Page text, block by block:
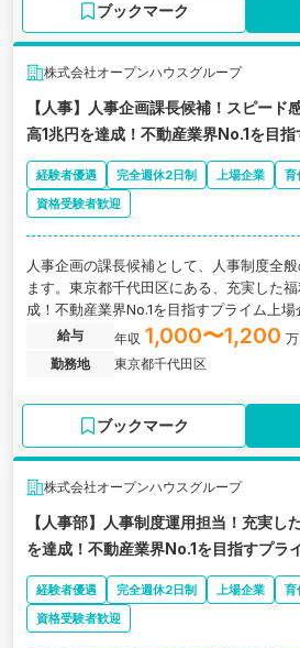
ブックマーク
株式会社オープンハウスグループ
【人事】人事企画課長候補！スピード
高1兆円を達成！不動産業界No.1を目
経験者優遇 完全週休2日制 上場企業
育
資格受験者歓迎
人事企画の課長候補として、人事制度全
ます。東京都千代田区にある、充実した
成！不動産業界No.1を目指すプライム上場
給与 年収 1,000〜1,200
勤務地
東京都千代田区
ブックマーク
株式会社オープンハウスグループ
【人事部】人事制度運用担当！充実し
を達成！不動産業界No.1を目指すプラ
経験者優遇 完全週休2日制 上場企業
育
資格受験者歓迎